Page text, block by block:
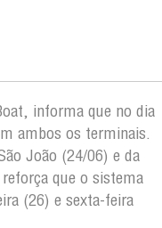
informa que no dia
ambos os terminais.
João (24/06) e da
que o sistema
(26) e sexta-feira